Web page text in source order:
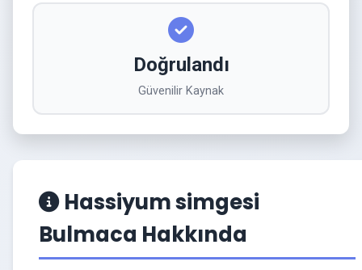
Doğrulandı
Güvenilir Kaynak
Hassiyum simgesi
Bulmaca Hakkında